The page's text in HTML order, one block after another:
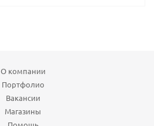
О компании
Портфолио
Вакансии
Магазины